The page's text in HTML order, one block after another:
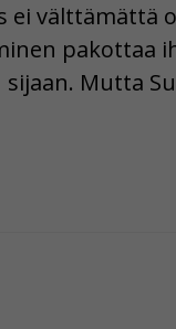
välttämättä
pakottaa
Mutta